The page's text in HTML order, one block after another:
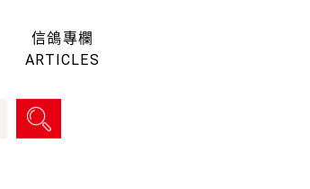
信鴿專欄
ARTICLES